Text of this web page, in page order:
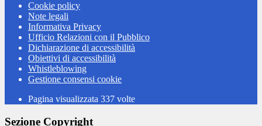
Cookie policy
Note legali
Informativa Privacy
Ufficio Relazioni con il Pubblico
Dichiarazione di accessibilità
Obiettivi di accessibilità
Whistleblowing
Gestione consensi cookie
Pagina visualizzata 337 volte
Sezione Copyright